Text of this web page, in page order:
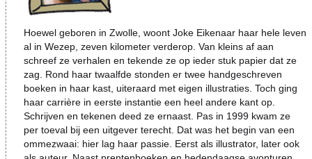
Hoewel geboren in Zwolle, woont Joke Eikenaar haar hele leven
al in Wezep, zeven kilometer verderop. Van kleins af aan
schreef ze verhalen en tekende ze op ieder stuk papier dat ze
zag. Rond haar twaalfde stonden er twee handgeschreven
boeken in haar kast, uiteraard met eigen illustraties. Toch ging
haar carrière in eerste instantie een heel andere kant op.
Schrijven en tekenen deed ze ernaast. Pas in 1999 kwam ze
per toeval bij een uitgever terecht. Dat was het begin van een
ommezwaai: hier lag haar passie. Eerst als illustrator, later ook